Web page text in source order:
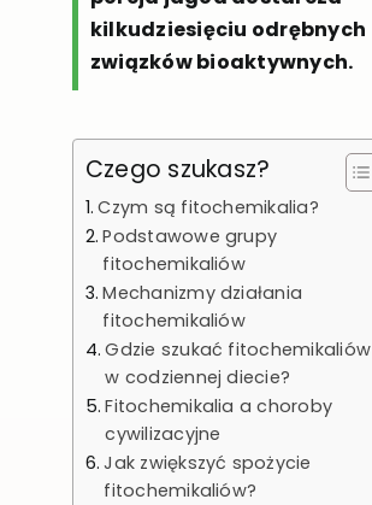
kilkudziesięciu odrębnych
związków bioaktywnych.
Czego szukasz?
Czym są fitochemikalia?
Podstawowe grupy
fitochemikaliów
Mechanizmy działania
fitochemikaliów
Gdzie szukać fitochemikaliów
w codziennej diecie?
Fitochemikalia a choroby
cywilizacyjne
Jak zwiększyć spożycie
fitochemikaliów?